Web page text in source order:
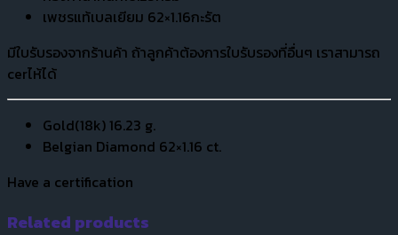
เพชรแท้เบลเยียม 62×1.16กะรัต
มีใบรับรองจากร้านค้า ถ้าลูกค้าต้องการใบรับรองที่อื่นๆ เราสามารถ
cerไห้ได้
Gold(18k) 16.23 g.
Belgian Diamond 62×1.16 ct.
Have a certification
Related products